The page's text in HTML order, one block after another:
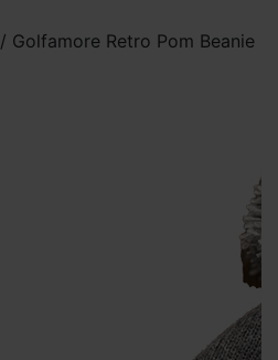
/ Golfamore Retro Pom Beanie